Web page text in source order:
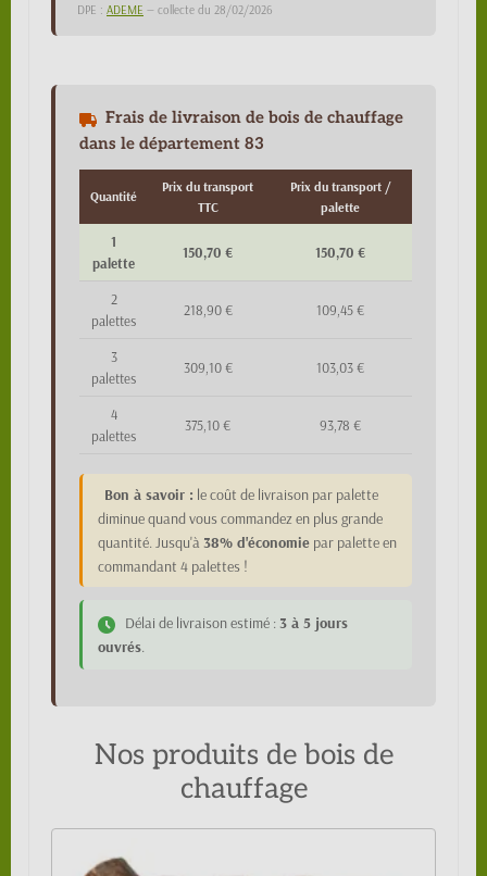
DPE : ADEME — collecte du 28/02/2026
Frais de livraison de bois de chauffage
dans le département 83
Quantité
Prix du transport
TTC
Prix du transport /
palette
1
palette
150,70 € 150,70 €
2
palettes
218,90 € 109,45 €
3
palettes
309,10 € 103,03 €
4
palettes
375,10 € 93,78 €
Bon à savoir : le coût de livraison par palette
diminue quand vous commandez en plus grande
quantité. Jusqu'à 38% d'économie par palette en
commandant 4 palettes !
Délai de livraison estimé : 3 à 5 jours
ouvrés.
Nos produits de bois de
chauffage